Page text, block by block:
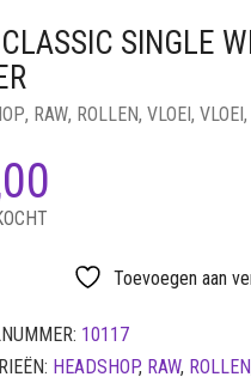
SINGLE
, RAW, ROLLEN, VLOEI,
Toevoegen aan
10117
HEADSHOP, RAW, ROLLEN